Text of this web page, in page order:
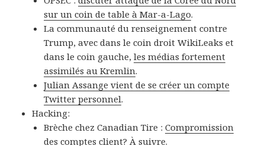
sur un coin de table à Mar-a-Lago.
La communauté du renseignement contre
Trump, avec dans le coin droit WikiLeaks et
dans le coin gauche,les médias fortement
assimilés au Kremlin.
Julian Assange vient de se créer un compte
Twitter personnel.
Hacking:
Brèche chez Canadian Tire :Compromission
des comptes client? À suivre.